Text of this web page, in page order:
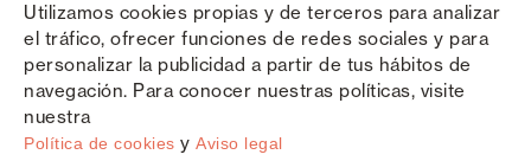
Utilizamos cookies propias y de terceros para analizar
el tráfico, ofrecer funciones de redes sociales y para
personalizar la publicidad a partir de tus hábitos de
navegación. Para conocer nuestras políticas, visite
nuestra
Política de cookies y Aviso legal
Copyright © Saxun 2023 - 2026 Política de privacidad Aviso legal Cookies